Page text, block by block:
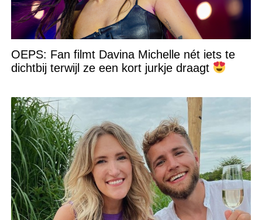
OEPS: Fan filmt Davina Michelle nét iets te
dichtbij terwijl ze een kort jurkje draagt